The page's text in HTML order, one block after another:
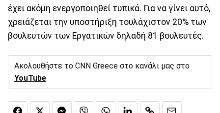
έχει ακόμη ενεργοποιηθεί τυπικά. Για να γίνει αυτό,
χρειάζεται την υποστήριξη τουλάχιστον 20% των
βουλευτών των Εργατικών δηλαδή 81 βουλευτές.
Ακολουθήστε το CNN Greece στο κανάλι μας στο
YouTube